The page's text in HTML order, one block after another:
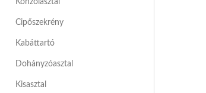
Cipőszekrény
Kabáttartó
Dohányzóasztal
Kisasztal